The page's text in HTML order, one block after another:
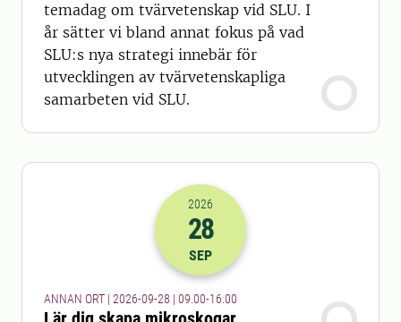
temadag om tvärvetenskap vid SLU. I
år sätter vi bland annat fokus på vad
SLU:s nya strategi innebär för
utvecklingen av tvärvetenskapliga
samarbeten vid SLU.
2026-28-09 07:00
2026
28
SEP
ANNAN ORT | 2026-09-28 | 09.00-16.00